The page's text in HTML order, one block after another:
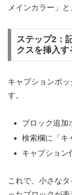
メインカラー」
ステップ2：
クスを挿入す
キャプションボ
す。
ブロック追加
検索欄に「キ
キャプション
これで、小さな